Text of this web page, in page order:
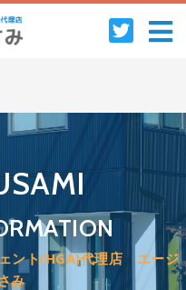
ント(HGA)代理店 エージ
み